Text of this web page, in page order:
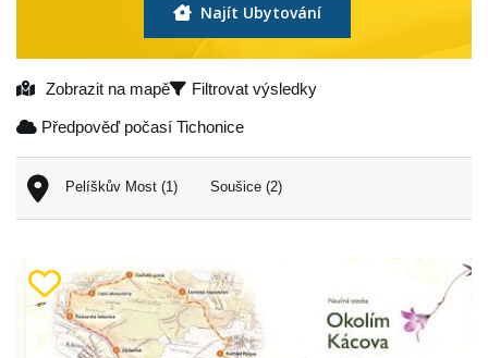
Najít Ubytování
Zobrazit na mapě Filtrovat výsledky
Předpověď počasí Tichonice
Pelíškův Most (1) Soušice (2)